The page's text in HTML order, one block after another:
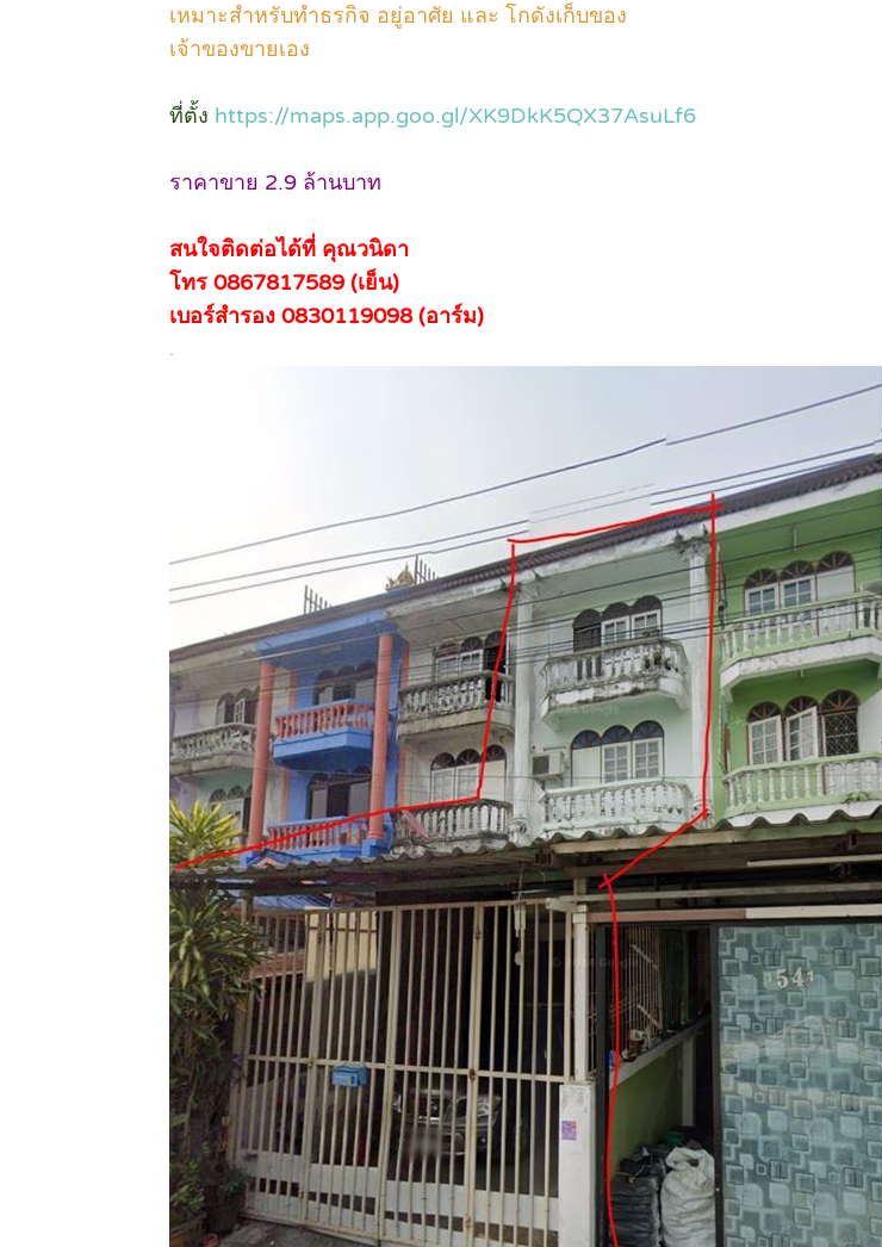
เหมาะสำหรับทำธรกิจ อยู่อาศัย และ โกดังเก็บของ
เจ้าของขายเอง
ที่ตั้ง https://maps.app.goo.gl/XK9DkK5QX37AsuLf6
ราคาขาย 2.9 ล้านบาท
สนใจติดต่อได้ที่ คุณวนิดา
โทร 0867817589 (เย็น)
เบอร์สำรอง 0830119098 (อาร์ม)
.